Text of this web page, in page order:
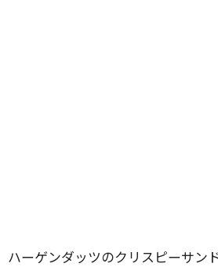
ハーゲンダッツのクリスピーサン